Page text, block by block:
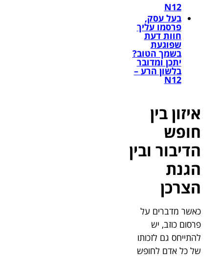
N12
בעל עסק,
פרסמו עליך
חוות דעת
שפוגעת
בשמך הטוב?
יתכן ומדובר
בלשון הרע –
N12
איזון בין
חופש
הדיבור ובין
הגנת
הצרכן
כאשר מדברים על
פרסום כוזב, יש
להתייחס גם לזכותו
של כל אדם לחופש